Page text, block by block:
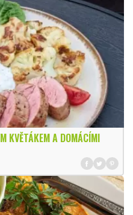
KVĚTÁKEM A DOMÁCÍMI